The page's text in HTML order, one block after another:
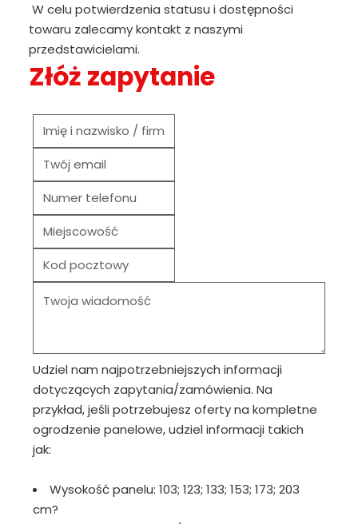
W celu potwierdzenia statusu i dostępności
towaru zalecamy kontakt z naszymi
przedstawicielami.
Złóż zapytanie
Udziel nam najpotrzebniejszych informacji
dotyczących zapytania/zamówienia. Na
przykład, jeśli potrzebujesz oferty na kompletne
ogrodzenie panelowe, udziel informacji takich
jak:
Wysokość panelu: 103; 123; 133; 153; 173; 203
cm?